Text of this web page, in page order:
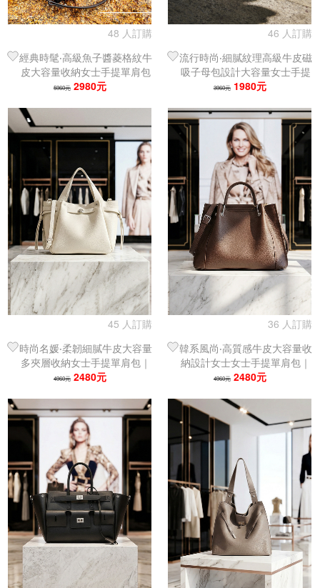
48 人訂購
經典時髦‧高級魚子醬菱格紋牛
皮大容量收納女士手提單肩包
｜托特包｜媽媽包
5960元 2980元
46 人訂購
流行時尚‧細膩紋理高級牛皮磁
吸子母包設計大容量女士手提
單肩包｜托特包
3960元 1980元
45 人訂購
時尚名媛‧柔韌細膩牛皮大容量
多夾層收納女士手提單肩包｜
托特包
4960元 2480元
36 人訂購
韓系風尚‧高質感牛皮大容量收
納設計女士女士手提單肩包｜
托特包
4960元 2480元